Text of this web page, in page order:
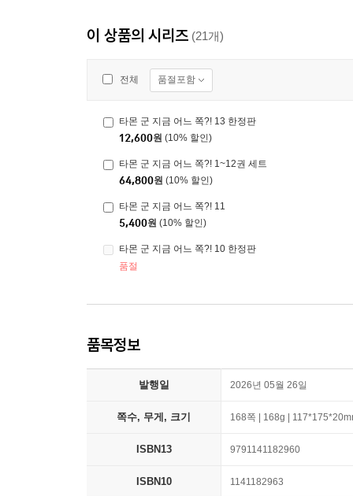
이 상품의 시리즈 (21개)
전체 품절포함
타몬 군 지금 어느 쪽?! 13 한정판
12,600원 (10% 할인)
타몬 군 지금 어느 쪽?! 1~12권 세트
64,800원 (10% 할인)
타몬 군 지금 어느 쪽?! 11
5,400원 (10% 할인)
타몬 군 지금 어느 쪽?! 10 한정판
품절
품목정보
발행일 2026년 05월 26일
쪽수, 무게, 크기 168쪽 | 168g |
ISBN13 9791141182960
ISBN10 1141182963